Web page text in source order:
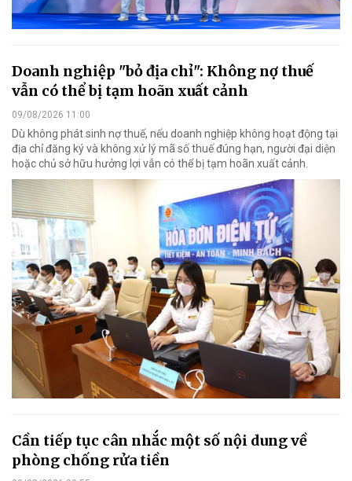
Doanh nghiệp "bỏ địa chỉ": Không nợ thuế
vẫn có thể bị tạm hoãn xuất cảnh
09/08/2026 11:00
Dù không phát sinh nợ thuế, nếu doanh nghiệp không hoạt động tại
địa chỉ đăng ký và không xử lý mã số thuế đúng hạn, người đại diện
hoặc chủ sở hữu hưởng lợi vẫn có thể bị tạm hoãn xuất cảnh.
Cần tiếp tục cân nhắc một số nội dung về
phòng chống rửa tiền